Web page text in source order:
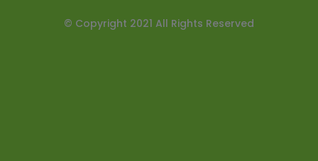
© Copyright 2021 All Rights Reserved